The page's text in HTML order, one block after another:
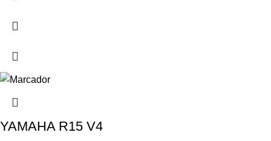
YAMAHA R15 V4